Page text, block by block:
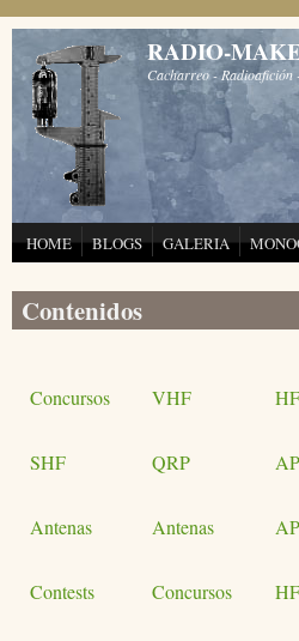
Pasar al contenido principal
RADIO-
Cacharreo -
HOME BLOGS GALERIA
Contenidos
Concursos VHF HF
SHF QRP
Antenas Antenas
Contests Concursos HF